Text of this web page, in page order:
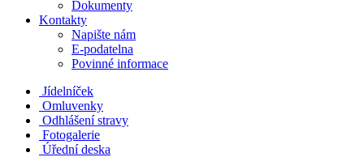
Dokumenty
Kontakty
Napište nám
E-podatelna
Povinné informace
Jídelníček
Omluvenky
Odhlášení stravy
Fotogalerie
Úřední deska